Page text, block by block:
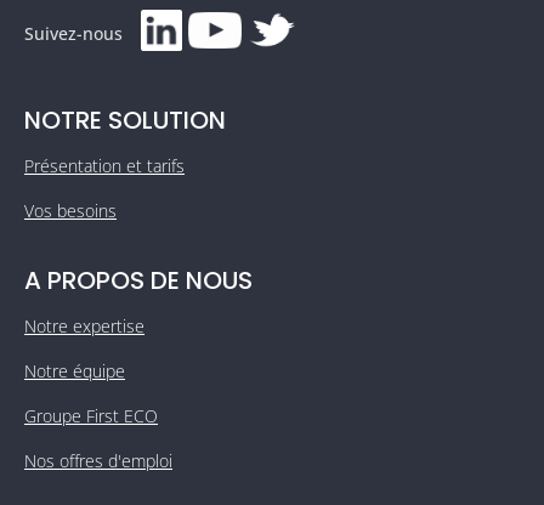
Suivez-nous
NOTRE SOLUTION
Présentation et tarifs
Vos besoins
A PROPOS DE NOUS
Notre expertise
Notre équipe
Groupe First ECO
Nos offres d'emploi